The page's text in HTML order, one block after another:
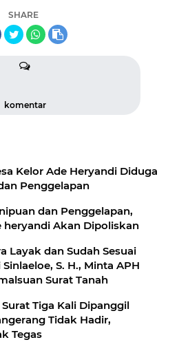
SHARE
komentar
Kelor Ade Heryandi Diduga
Penggelapan
dan Penggelapan,
heryandi Akan Dipoliskan
Layak dan Sudah Sesuai
S. H., Minta APH
Surat Tanah
Tiga Kali Dipanggil
Tidak Hadir,
Tegas